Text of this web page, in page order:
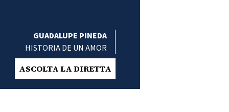
GUADALUPE PINEDA
HISTORIA DE UN AMOR
ASCOLTA LA DIRETTA